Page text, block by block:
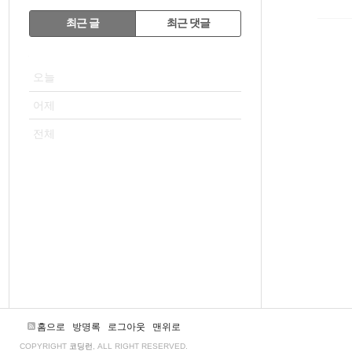
RECENTLY
최근 글 최근 댓글
오늘
어제
전체
홈으로 방명록 로그아웃 맨위로
COPYRIGHT 코딩런 , ALL RIGHT RESERVED.